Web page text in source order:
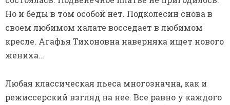
Но и беды в том особой нет. Подколесин снова в
своем любимом халате восседает в любимом
кресле. Агафья Тихоновна наверняка ищет нового
жениха…
Любая классическая пьеса многозначна, как и
режиссерский взгляд на нее. Все равно у каждого